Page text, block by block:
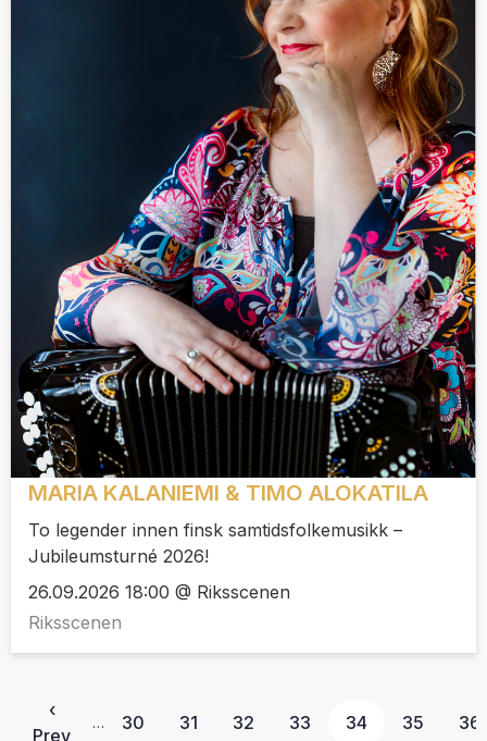
MARIA KALANIEMI & TIMO ALOKATILA
To legender innen finsk samtidsfolkemusikk –
Jubileumsturné 2026!
26.09.2026 18:00 @ Riksscenen
Riksscenen
‹
Prev
… 30 31 32 33 34 35 36